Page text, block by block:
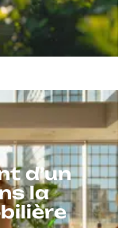
d’un
la